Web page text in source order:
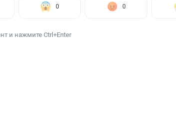
0 0
и нажмите Ctrl+Enter